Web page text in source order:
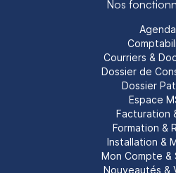
Nos
Agenda
Courriers &
Dossier de
Dossier
Espace
Facturation
Formation &
Installation &
Mon Compte &
Nouveautés &